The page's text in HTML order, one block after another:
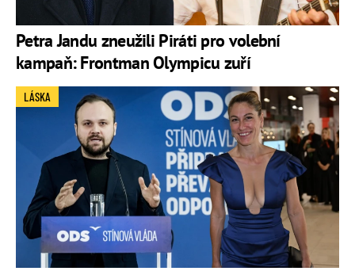
Petra Jandu zneužili Piráti pro volební
kampaň: Frontman Olympicu zuří
LÁSKA